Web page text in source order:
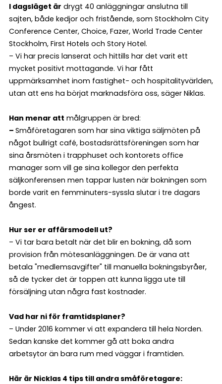
I dagsläget är drygt 40 anläggningar anslutna till
sajten, både kedjor och fristående, som Stockholm City
Conference Center, Choice, Fazer, World Trade Center
Stockholm, First Hotels och Story Hotel.
– Vi har precis lanserat och hittills har det varit ett
mycket positivt mottagande. Vi har fått
uppmärksamhet inom fastighet- och hospitalityvärlden,
utan att ens ha börjat marknadsföra oss, säger Niklas.
Han menar att målgruppen är bred:
– Småföretagaren som har sina viktiga säljmöten på
något bullrigt café, bostadsrättsföreningen som har
sina årsmöten i trapphuset och kontorets office
manager som vill ge sina kollegor den perfekta
säljkonferensen men tappar lusten när bokningen som
borde varit en femminuters-syssla slutar i tre dagars
ångest.
Hur ser er affärsmodell ut?
– Vi tar bara betalt när det blir en bokning, då som
provision från mötesanläggningen. De är vana att
betala "medlemsavgifter" till manuella bokningsbyråer,
så de tycker det är toppen att kunna ligga ute till
försäljning utan några fast kostnader.
Vad har ni för framtidsplaner?
– Under 2016 kommer vi att expandera till hela Norden.
Sedan kanske det kommer gå att boka andra
arbetsytor än bara rum med väggar i framtiden.
Här är Nicklas 4 tips till andra småföretagare: